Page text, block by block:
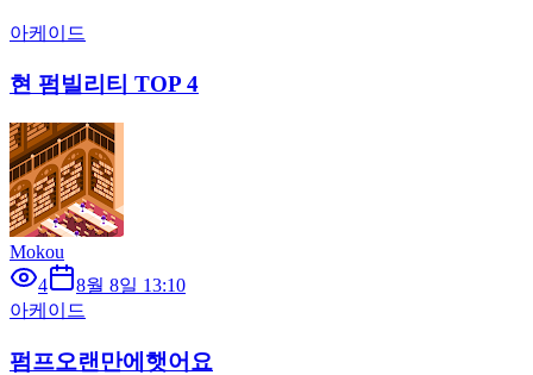
아케이드
현 펌빌리티 TOP 4
Mokou
4
8월 8일 13:10
아케이드
펌프오랜만에햇어요